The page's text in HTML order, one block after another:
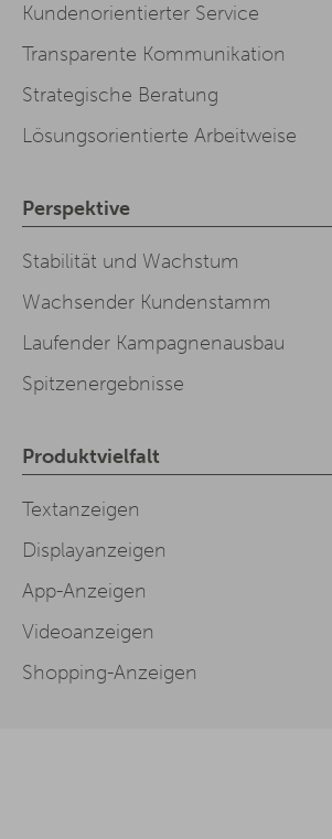
Kundenorientierter Service
Transparente Kommunikation
Strategische Beratung
Lösungsorientierte Arbeitweise
Perspektive
Stabilität und Wachstum
Wachsender Kundenstamm
Laufender Kampagnenausbau
Spitzenergebnisse
Produktvielfalt
Textanzeigen
Displayanzeigen
App-Anzeigen
Videoanzeigen
Shopping-Anzeigen